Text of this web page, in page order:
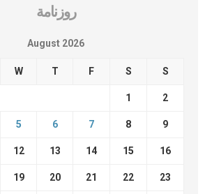
روزنامة
August 2026
W T F S S
1 2
5 6 7 8 9
12 13 14 15 16
19 20 21 22 23